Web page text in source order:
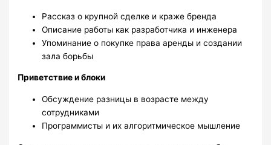
Рассказ о крупной сделке и краже бренда
Описание работы как разработчика и инженера
Упоминание о покупке права аренды и создании
зала борьбы
Приветствие и блоки
Обсуждение разницы в возрасте между
сотрудниками
Программисты и их алгоритмическое мышление